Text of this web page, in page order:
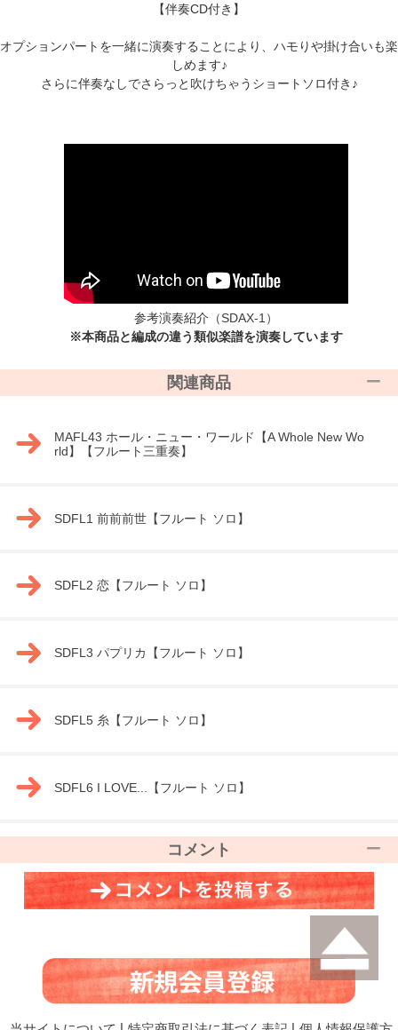
【伴奏CD付き】
オプションパートを一緒に演奏することにより、ハモりや掛け合いも楽
しめます♪
さらに伴奏なしでさらっと吹けちゃうショートソロ付き♪
参考演奏紹介 （SDAX-1）
※本商品と編成の違う類似楽譜を演奏しています
関連商品
MAFL43 ホール・ニュー・ワールド【A Whole New Wo
rld】【フルート三重奏】
SDFL1 前前前世【フルート ソロ】
SDFL2 恋【フルート ソロ】
SDFL3 パプリカ【フルート ソロ】
SDFL5 糸【フルート ソロ】
SDFL6 I LOVE...【フルート ソロ】
コメント